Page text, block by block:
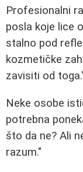
Profesionalni
posla koje lice
stalno pod
kozmetičke
zavisiti od
Neke osobe
potrebna
što da ne? Ali
razum."